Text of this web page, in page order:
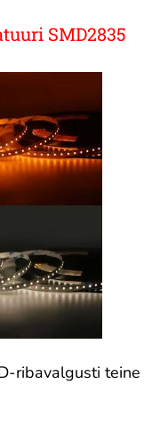
SMD2835
ribavalgusti teine